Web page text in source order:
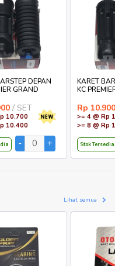
DEPAN
GRAND
/ SET
10.700
10.400
KARET
KC
Rp 10.900
>= 4 @ Rp
>= 8 @ Rp
Stok Tersedia
Lihat semua